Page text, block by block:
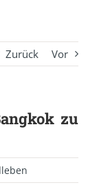
Zurück Vor
zu